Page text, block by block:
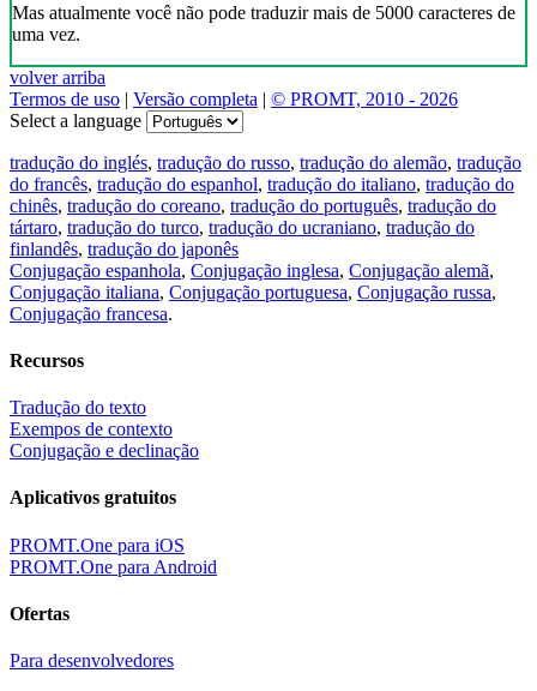
Mas atualmente você não pode traduzir mais de 5000 caracteres de
uma vez.
volver arriba
Termos de uso | Versão completa | © PROMT, 2010 - 2026
Select a language
tradução do inglés, tradução do russo, tradução do alemão, tradução
do francês, tradução do espanhol, tradução do italiano, tradução do
chinês, tradução do coreano, tradução do português, tradução do
tártaro, tradução do turco, tradução do ucraniano, tradução do
finlandês, tradução do japonês
Conjugação espanhola, Conjugação inglesa, Conjugação alemã,
Conjugação italiana, Conjugação portuguesa, Conjugação russa,
Conjugação francesa.
Recursos
Tradução do texto
Exempos de contexto
Conjugação e declinação
Aplicativos gratuitos
PROMT.One para iOS
PROMT.One para Android
Ofertas
Para desenvolvedores